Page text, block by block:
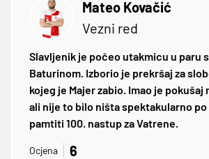
Mateo Kovačić
Vezni red
Slavljenik je počeo utakmicu u paru
Baturinom. Izborio je prekršaj za
kojeg je Majer zabio. Imao je pokušaj
ali nije to bilo ništa spektakularno
pamtiti 100. nastup za Vatrene.
Ocjena 6